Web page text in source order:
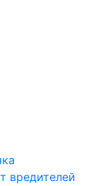
вредителей